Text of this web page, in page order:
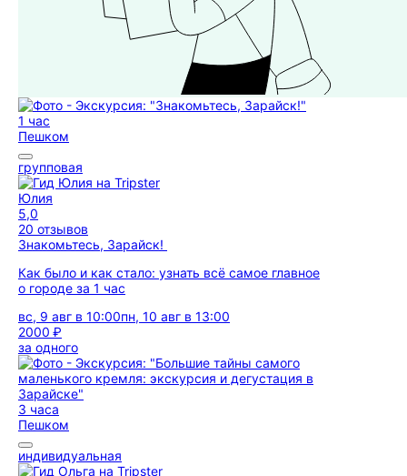
1 час
Пешком
групповая
Юлия
5,0
20 отзывов
Знакомьтесь, Зарайск!
Как было и как стало: узнать всё самое главное
о городе за 1 час
вс, 9 авг в 10:00пн, 10 авг в 13:00
2000 ₽
за одного
3 часа
Пешком
индивидуальная